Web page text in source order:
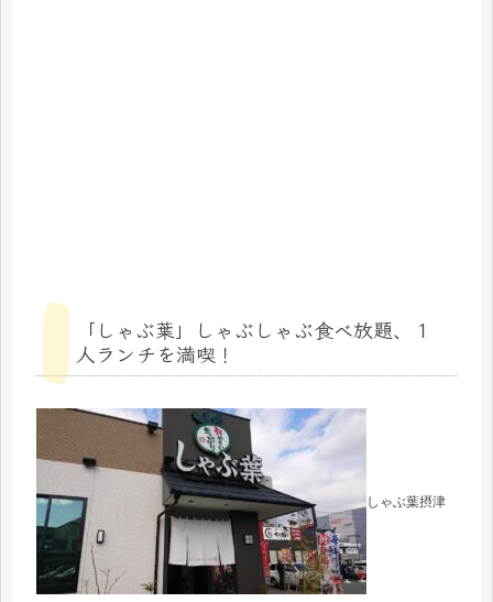
「しゃぶ葉」しゃぶしゃぶ食べ放題、１
人ランチを満喫！
しゃぶ葉摂津